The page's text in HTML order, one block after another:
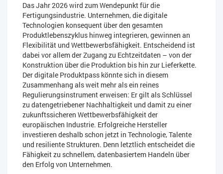
Das Jahr 2026 wird zum Wendepunkt für die
Fertigungsindustrie. Unternehmen, die digitale
Technologien konsequent über den gesamten
Produktlebenszyklus hinweg integrieren, gewinnen an
Flexibilität und Wettbewerbsfähigkeit. Entscheidend ist
dabei vor allem der Zugang zu Echtzeitdaten – von der
Konstruktion über die Produktion bis hin zur Lieferkette.
Der digitale Produktpass könnte sich in diesem
Zusammenhang als weit mehr als ein reines
Regulierungsinstrument erweisen: Er gilt als Schlüssel
zu datengetriebener Nachhaltigkeit und damit zu einer
zukunftssicheren Wettbewerbsfähigkeit der
europäischen Industrie. Erfolgreiche Hersteller
investieren deshalb schon jetzt in Technologie, Talente
und resiliente Strukturen. Denn letztlich entscheidet die
Fähigkeit zu schnellem, datenbasiertem Handeln über
den Erfolg von Unternehmen.